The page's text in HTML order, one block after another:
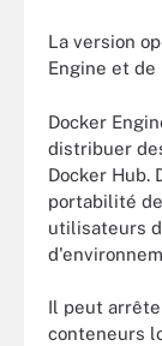
La version
Engine et de
Docker
distribuer
Docker Hub.
portabilité
utilisateurs
Il peut
conteneurs